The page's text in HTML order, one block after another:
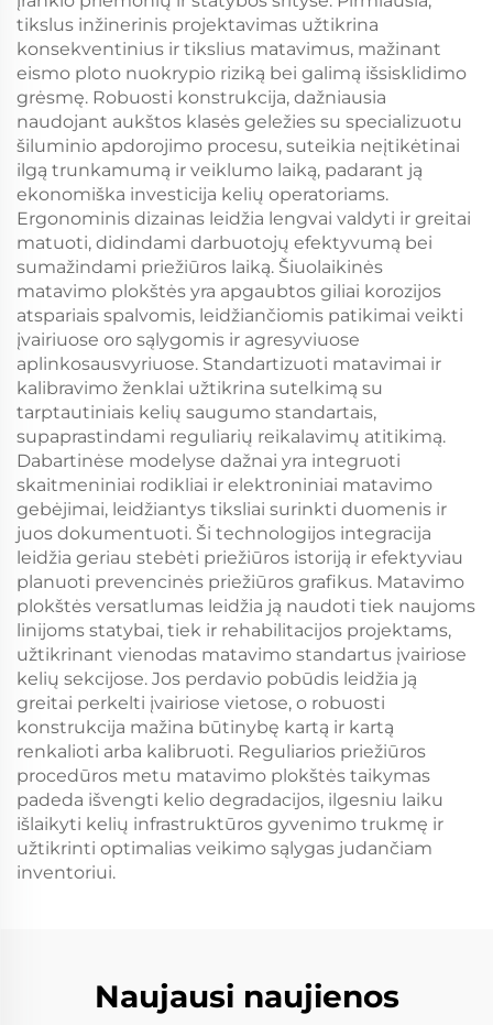
tikslus inžinerinis projektavimas užtikrina
konsekventinius ir tikslius matavimus, mažinant
eismo ploto nuokrypio riziką bei galimą išsisklidimo
grėsmę. Robuosti konstrukcija, dažniausia
naudojant aukštos klasės geležies su specializuotu
šiluminio apdorojimo procesu, suteikia neįtikėtinai
ilgą trunkamumą ir veiklumo laiką, padarant ją
ekonomiška investicija kelių operatoriams.
Ergonominis dizainas leidžia lengvai valdyti ir greitai
matuoti, didindami darbuotojų efektyvumą bei
sumažindami priežiūros laiką. Šiuolaikinės
matavimo plokštės yra apgaubtos giliai korozijos
atspariais spalvomis, leidžiančiomis patikimai veikti
įvairiuose oro sąlygomis ir agresyviuose
aplinkosausvyriuose. Standartizuoti matavimai ir
kalibravimo ženklai užtikrina sutelkimą su
tarptautiniais kelių saugumo standartais,
supaprastindami reguliarių reikalavimų atitikimą.
Dabartinėse modelyse dažnai yra integruoti
skaitmeniniai rodikliai ir elektroniniai matavimo
gebėjimai, leidžiantys tiksliai surinkti duomenis ir
juos dokumentuoti. Ši technologijos integracija
leidžia geriau stebėti priežiūros istoriją ir efektyviau
planuoti prevencinės priežiūros grafikus. Matavimo
plokštės versatlumas leidžia ją naudoti tiek naujoms
linijoms statybai, tiek ir rehabilitacijos projektams,
užtikrinant vienodas matavimo standartus įvairiose
kelių sekcijose. Jos perdavio pobūdis leidžia ją
greitai perkelti įvairiose vietose, o robuosti
konstrukcija mažina būtinybę kartą ir kartą
renkalioti arba kalibruoti. Reguliarios priežiūros
procedūros metu matavimo plokštės taikymas
padeda išvengti kelio degradacijos, ilgesniu laiku
išlaikyti kelių infrastruktūros gyvenimo trukmę ir
užtikrinti optimalias veikimo sąlygas judančiam
inventoriui.
Naujausi naujienos